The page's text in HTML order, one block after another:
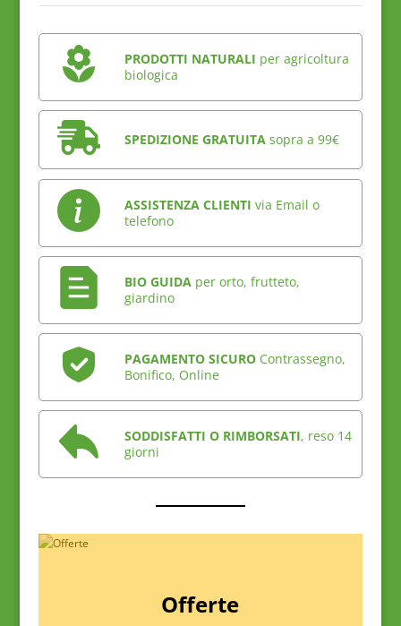
PRODOTTI NATURALI per agricoltura
biologica
SPEDIZIONE GRATUITAsopra a 99€
ASSISTENZA CLIENTI via Email o
telefono
BIO GUIDAper orto, frutteto,
giardino
PAGAMENTO SICUROContrassegno,
Bonifico, Online
SODDISFATTI O RIMBORSATI, reso 14
giorni
Offerte